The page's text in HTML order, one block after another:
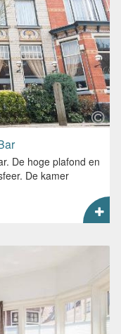
De hoge plafond en
De kamer